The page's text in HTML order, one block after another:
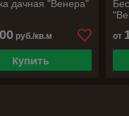
дачная "Венера"
руб./кв.м
Купить
от